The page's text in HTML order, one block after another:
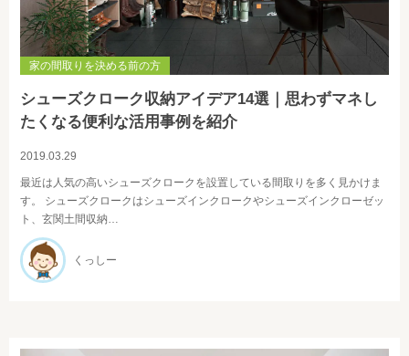
家の間取りを決める前の方
シューズクローク収納アイデア14選｜思わずマネし
たくなる便利な活用事例を紹介
2019.03.29
最近は人気の高いシューズクロークを設置している間取りを多く見かけま
す。 シューズクロークはシューズインクロークやシューズインクローゼッ
ト、玄関土間収納…
くっしー